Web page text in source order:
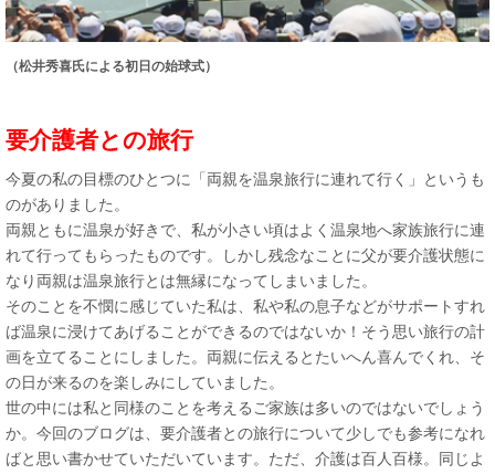
（松井秀喜氏による初日の始球式）
要介護者との旅行
今夏の私の目標のひとつに「両親を温泉旅行に連れて行く」というも
のがありました。
両親ともに温泉が好きで、私が小さい頃はよく温泉地へ家族旅行に連
れて行ってもらったものです。しかし残念なことに父が要介護状態に
なり両親は温泉旅行とは無縁になってしまいました。
そのことを不憫に感じていた私は、私や私の息子などがサポートすれ
ば温泉に浸けてあげることができるのではないか！そう思い旅行の計
画を立てることにしました。両親に伝えるとたいへん喜んでくれ、そ
の日が来るのを楽しみにしていました。
世の中には私と同様のことを考えるご家族は多いのではないでしょう
か。今回のブログは、要介護者との旅行について少しでも参考になれ
ばと思い書かせていただいています。ただ、介護は百人百様。同じよ